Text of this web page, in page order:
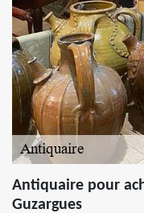
Antiquaire pour
Guzargues